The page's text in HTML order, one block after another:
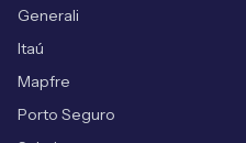
Generali
Itaú
Mapfre
Porto Seguro